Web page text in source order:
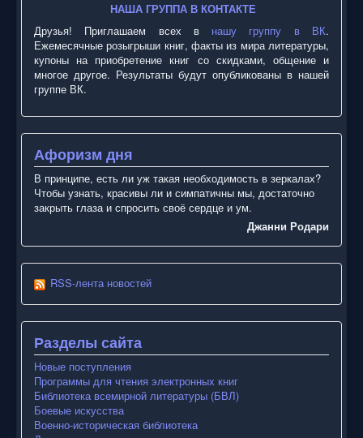
НАША ГРУППА В КОНТАКТЕ
Друзья! Приглашаем всех в нашу группу в ВК.
Ежемесячные розыгрыши книг, факты из мира литературы,
купоны на приобретение книг со скидками, общение и
многое другое. Результаты будут опубликованы в нашей
группе ВК.
Афоризм дня
В принципе, есть ли уж такая необходимость в зеркалах?
Чтобы узнать, красивы ли и симпатичны мы, достаточно
закрыть глаза и спросить своё сердце и ум.
Джанни Родари
RSS-лента новостей
Разделы сайта
Новые поступления
Программы для чтения электронных книг
Библиотека всемирной литературы (БВЛ)
Боевые искусства
Военно-историческая библиотека